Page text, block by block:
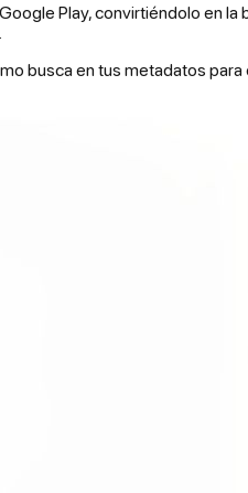
Play, convirtiéndolo en la
busca en tus metadatos para